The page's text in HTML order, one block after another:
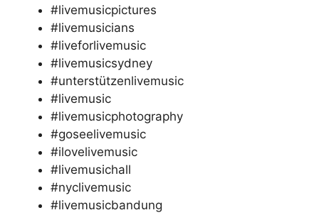
#livemusicpictures
#livemusicians
#liveforlivemusic
#livemusicsydney
#unterstützenlivemusic
#livemusic
#livemusicphotography
#goseelivemusic
#ilovelivemusic
#livemusichall
#nyclivemusic
#livemusicbandung